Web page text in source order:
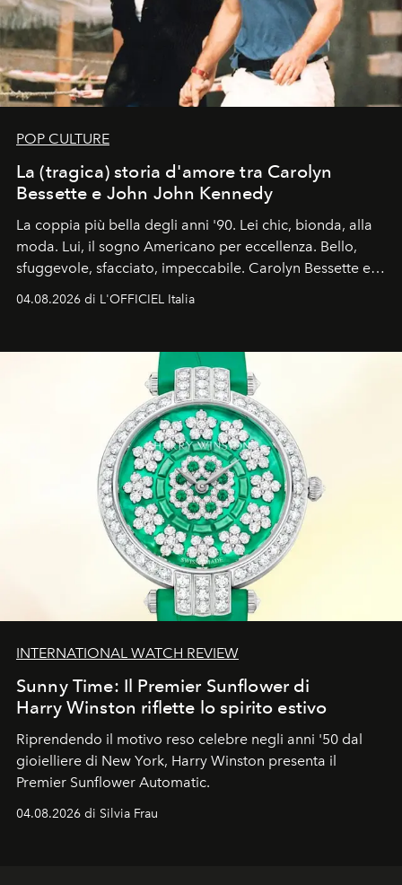
POP CULTURE
La (tragica) storia d'amore tra Carolyn
Bessette e John John Kennedy
La coppia più bella degli anni '90. Lei chic, bionda, alla
moda. Lui, il sogno Americano per eccellenza. Bello,
sfuggevole, sfacciato, impeccabile. Carolyn Bessette e
John John Kennedy sono i protagonisti della storia
04.08.2026 di L'OFFICIEL Italia
INTERNATIONAL WATCH REVIEW
Sunny Time: Il Premier Sunflower di
Harry Winston riflette lo spirito estivo
Riprendendo il motivo reso celebre negli anni '50 dal
gioielliere di New York, Harry Winston presenta il
Premier Sunflower Automatic.
04.08.2026 di Silvia Frau